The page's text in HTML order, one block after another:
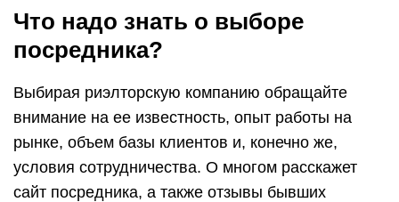
Что надо знать о выборе
посредника?
Выбирая риэлторскую компанию обращайте
внимание на ее известность, опыт работы на
рынке, объем базы клиентов и, конечно же,
условия сотрудничества. О многом расскажет
сайт посредника, а также отзывы бывших